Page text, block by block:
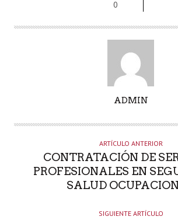
0
T
ADMIN
ARTÍCULO ANTERIOR
CONTRATACIÓN DE
PROFESIONALES EN
SALUD
SIGUIENTE ARTÍCULO